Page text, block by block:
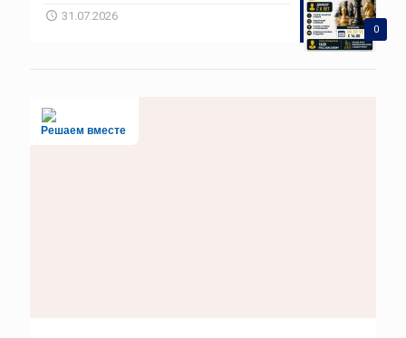
0
31.07.2026
Решаем вместе